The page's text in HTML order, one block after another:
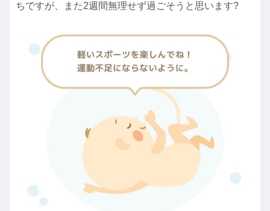
ちですが、また2週間無理せず過ごそうと思います?